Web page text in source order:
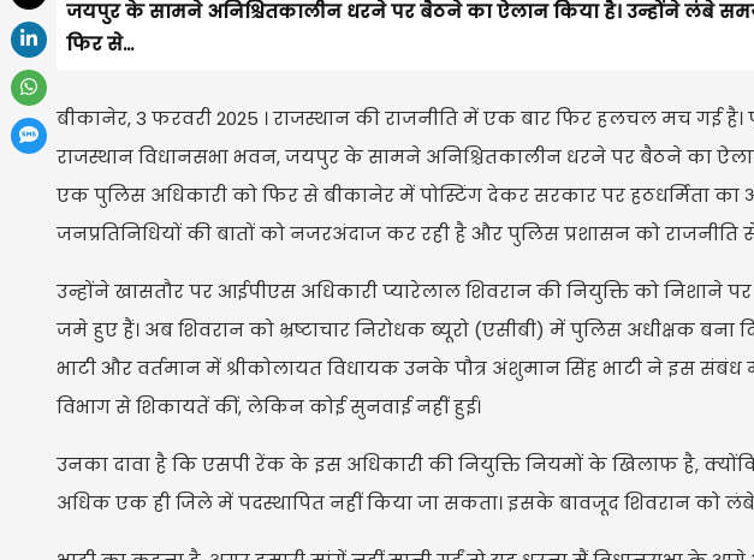
जयपुर के सामने अनिश्चितकालीन धरने पर बैठने का ऐलान किया है। उन्होंने लंबे
फिर से...
बीकानेर, 3 फरवरी 2025 । राजस्थान की राजनीति में एक बार फिर हलचल मच गई है।
राजस्थान विधानसभा भवन, जयपुर के सामने अनिश्चितकालीन धरने पर बैठने का
एक पुलिस अधिकारी को फिर से बीकानेर में पोस्टिंग देकर सरकार पर हठधर्मिता
जनप्रतिनिधियों की बातों को नजरअंदाज कर रही है और पुलिस प्रशासन को राजनीति से
उन्होंने खासतौर पर आईपीएस अधिकारी प्यारेलाल शिवरान की नियुक्ति को निशाने पर
जमे हुए हैं। अब शिवरान को भ्रष्टाचार निरोधक ब्यूरो (एसीबी) में पुलिस अधीक्षक बना
भाटी और वर्तमान में श्रीकोलायत विधायक उनके पौत्र अंशुमान सिंह भाटी ने इस
विभाग से शिकायतें कीं, लेकिन कोई सुनवाई नहीं हुई।
उनका दावा है कि एसपी रेंक के इस अधिकारी की नियुक्ति नियमों के खिलाफ है, क्योंकि
अधिक एक ही जिले में पदस्थापित नहीं किया जा सकता। इसके बावजूद शिवरान को